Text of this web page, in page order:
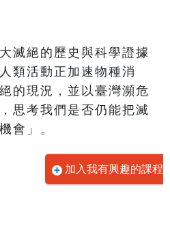
滅絕的歷史與科學證據
類活動正加速物種消
的現況，並以臺灣瀕危
思考我們是否仍能把滅
會」。
加入我有興趣的課程